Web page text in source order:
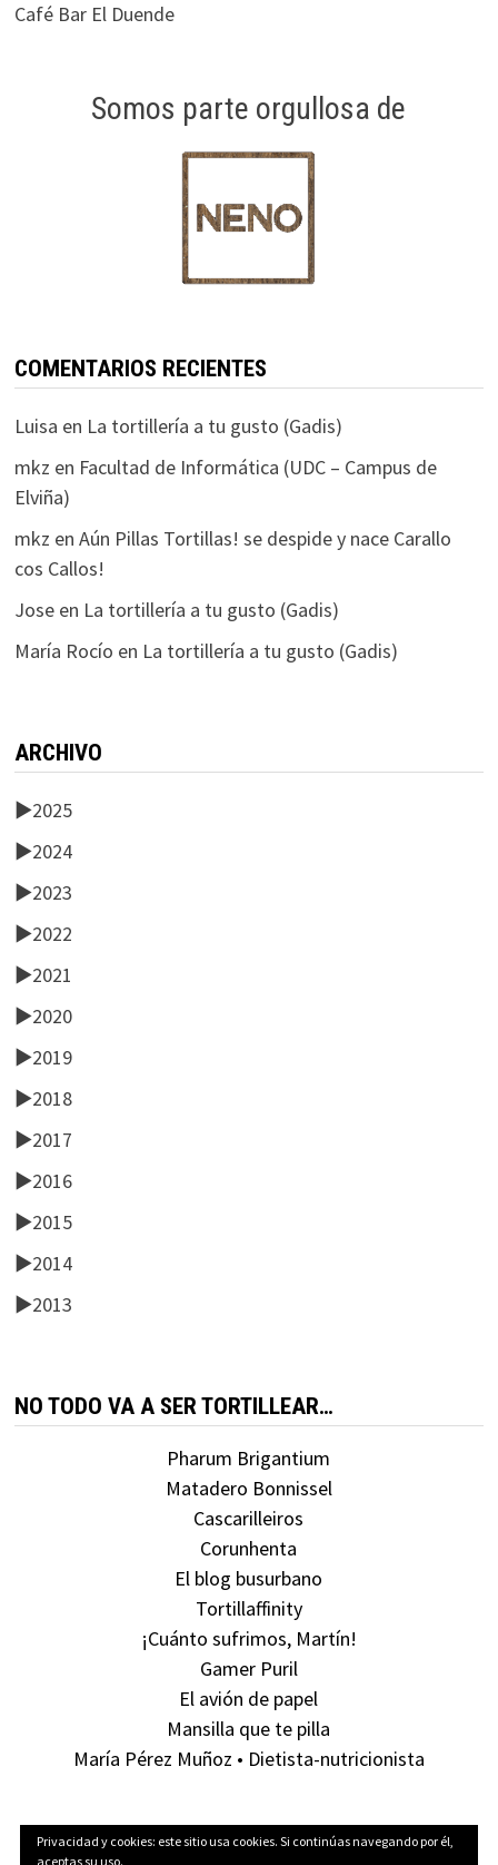
Café Bar El Duende
Somos parte orgullosa de
COMENTARIOS RECIENTES
Luisa en La tortillería a tu gusto (Gadis)
mkz en Facultad de Informática (UDC – Campus de
Elviña)
mkz en Aún Pillas Tortillas! se despide y nace Carallo
cos Callos!
Joseen La tortillería a tu gusto (Gadis)
María Rocío en La tortillería a tu gusto (Gadis)
ARCHIVO
►2025
►2024
►2023
►2022
►2021
►2020
►2019
►2018
►2017
►2016
►2015
►2014
►2013
NO TODO VA A SER TORTILLEAR…
Pharum Brigantium
Matadero Bonnissel
Cascarilleiros
Corunhenta
El blog busurbano
Tortillaffinity
¡Cuánto sufrimos, Martín!
Gamer Puril
El avión de papel
Mansilla que te pilla
María Pérez Muñoz • Dietista-nutricionista
Privacidad y cookies: este sitio usa cookies. Si continúas navegando por él,
aceptas su uso.